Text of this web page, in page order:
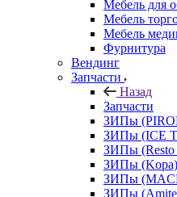
Мебель для
Мебель
Мебель
Фурнитура
Вендинг
Запчасти
Назад
Запчасти
ЗИПы
ЗИПы (ICE
ЗИПы (Resto
ЗИПы (Kopa)
ЗИПы
ЗИПы